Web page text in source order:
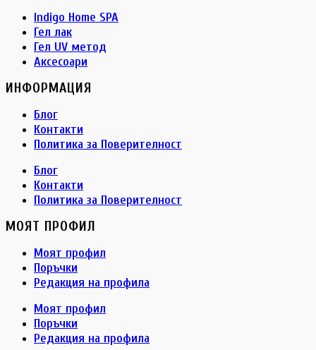
Indigo Home SPA
Гел лак
Гел UV метод
Аксесоари
ИНФОРМАЦИЯ
Блог
Контакти
Политика за Поверителност
Блог
Контакти
Политика за Поверителност
МОЯТ ПРОФИЛ
Моят профил
Поръчки
Редакция на профила
Моят профил
Поръчки
Редакция на профила